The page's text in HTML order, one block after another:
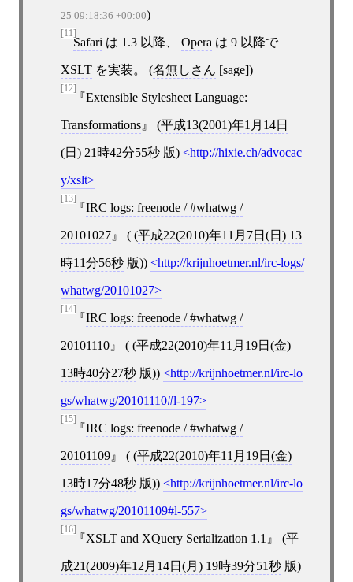
25 09:18:36 +00:00)
[11]
Safari は 1.3 以降、 Opera は 9 以降で
XSLTを実装。 (名無しさん [sage])
[12]
Extensible Stylesheet Language:
Transformations (平成13(2001)年1月14日
(日) 21時42分55秒版) http://hixie.ch/advocac
y/xslt
[13]
IRC logs: freenode / #whatwg /
20101027 ( (平成22(2010)年11月7日(日) 13
時11分56秒版)) http://krijnhoetmer.nl/irc-logs/
whatwg/20101027
[14]
IRC logs: freenode / #whatwg /
20101110 ( (平成22(2010)年11月19日(金)
13時40分27秒版)) http://krijnhoetmer.nl/irc-lo
gs/whatwg/20101110#l-197
[15]
IRC logs: freenode / #whatwg /
20101109 ( (平成22(2010)年11月19日(金)
13時17分48秒版)) http://krijnhoetmer.nl/irc-lo
gs/whatwg/20101109#l-557
[16]
XSLT and XQuery Serialization 1.1 (平
成21(2009)年12月14日(月) 19時39分51秒版)